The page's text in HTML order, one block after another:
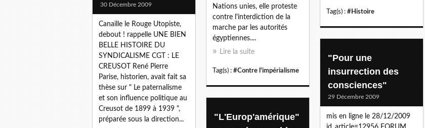
Tag(s) : #Histoire
Nations unies, elle proteste
contre l'interdiction de la
marche par les autorités
égyptiennes....
Lire la suite
Tag(s) : #Contre l'impérialisme
30 Décembre 2009
Canaille le Rouge Utopiste,
debout ! rappelle UNE BIEN
BELLE HISTOIRE DU
SYNDICALISME CGT : LE
CREUSOT René Pierre
Parise, historien, avait fait sa
thèse sur " Le paternalisme
et son influence politique au
Creusot de 1899 à 1939 ",
préparée sous la direction...
"Pour une
insurrection des
consciences"
29 Décembre 2009
mis en ligne le 28/12/2009
"L'Europ'amérique"